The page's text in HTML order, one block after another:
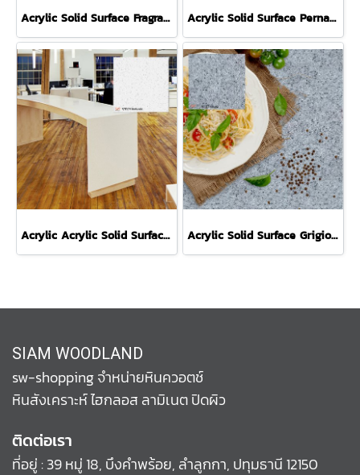
Acrylic Solid Surface Fragranza S106 หินสังเคราะห์สีครีม Acrylic Solid Surface Perna White S001 หินสังเคราะห์สีขาว
Acrylic Acrylic Solid Surface Helsinki S7009 หินสังเคราะห์สีขาว Acrylic Solid Surface Grigio S110 หินสังเคราะห์สสีเทา
SIAM WOODLAND
sw-shopping จำหน่ายหินควอตช์
หินสังเคราะห์ ไฮกลอส ลามิเนต ปิดผิว
ติดต่อเรา
ที่อยู่ : 39 หมู่ 18, บึงคำพร้อย, ลำลูกกา, ปทุมธานี 12150